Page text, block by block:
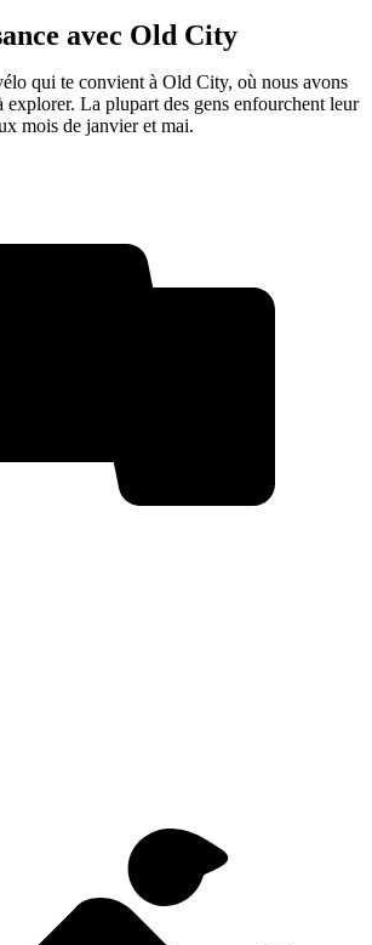
avec Old City
qui te convient à Old City, où nous avons
explorer. La plupart des gens enfourchent leur
mois de janvier et mai.